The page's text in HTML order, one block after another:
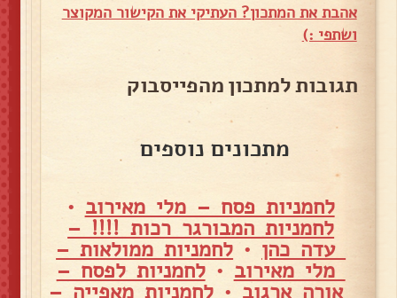
אהבת את המתכון? העתיקי את הקישור המקוצר
ושתפי :)
תגובות למתכון מהפייסבוק
מתכונים נוספים
לחמניות פסח – מלי מאירוב •
לחמניות המבורגר רכות !!!! –
עדה כהן • לחמניות ממולאות –
מלי מאירוב •לחמניות לפסח –
אורה ארגוב •לחמניות מאפייה –